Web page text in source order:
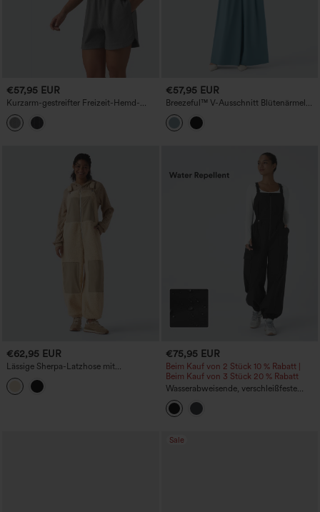
€57,95 EUR
Kurzarm-gestreifter Freizeit-Hemd-
Overall mit Taschen - Easy Peezy
Edition
€57,95 EUR
Breezeful™ V-Ausschnitt Blütenärmel
Tasche Weites Bein Fließender Schnell
Trocknender Arbeits-Jumpsuit
€62,95 EUR
Lässige Sherpa-Latzhose mit
verstellbaren Trägern und Taschen
€75,95 EUR
Beim Kauf von 2 Stück 10 % Rabatt |
Beim Kauf von 3 Stück 20 % Rabatt
Wasserabweisende, verschleißfeste
Reißverschlusstaschen Camping-
Latzhose
Sale